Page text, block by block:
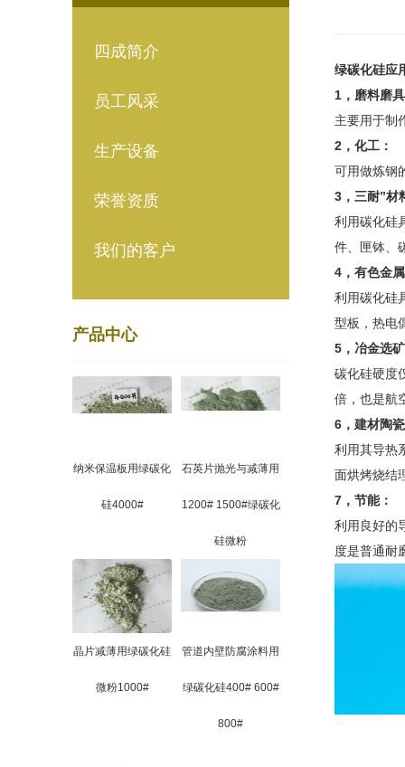
四成简介
员工风采
生产设备
荣誉资质
我们的客户
产品中心
纳米保温板用绿碳化
硅4000#
石英片抛光与减薄用
1200# 1500#绿碳化
硅微粉
晶片减薄用绿碳化硅
微粉1000#
管道内壁防腐涂料用
绿碳化硅400# 600#
800#
绿碳化硅应
1， 磨料磨具
主要用于制
2， 化工：
可用做炼钢
3， 三耐”材
利用碳化硅
件、匣钵、
4， 有色金
利用碳化硅
型板，热电
5， 冶金选
碳化硅硬度
倍，也是航
6， 建材陶
利用其导热
面烘烤烧结
7， 节能：
利用良好的
度是普通耐